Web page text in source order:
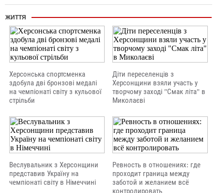
ЖИТТЯ
Херсонська спортсменка
здобула дві бронзові медалі
на чемпіонаті світу з кульової
стрільби
Діти переселенців з
Херсонщини взяли участь у
творчому заході "Смак літа" в
Миколаєві
Веслувальник з Херсонщини
представив Україну на
чемпіонаті світу в Німеччині
Ревность в отношениях: где
проходит граница между
заботой и желанием всё
контролировать